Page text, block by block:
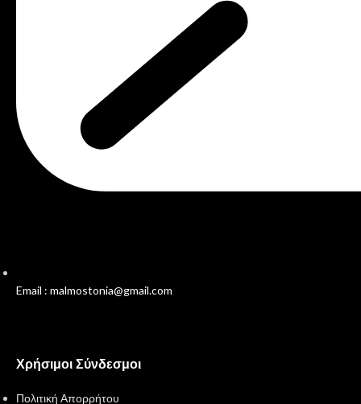
Email : malmostonia@gmail.com
Χρήσιμοι Σύνδεσμοι
Πολιτική Απορρήτου